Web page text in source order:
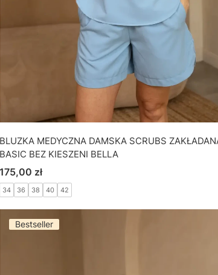
BLUZKA MEDYCZNA DAMSKA SCRUBS
BASIC BEZ KIESZENI BELLA
Cena
175,00 zł
34 36 38 40 42
Bestseller